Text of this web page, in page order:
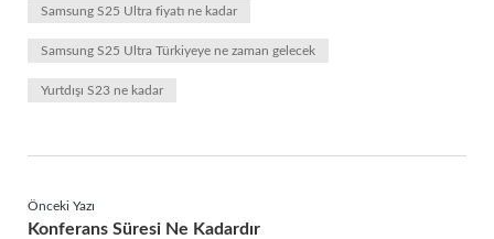
Samsung S25 Ultra fiyatı ne kadar
Samsung S25 Ultra Türkiyeye ne zaman gelecek
Yurtdışı S23 ne kadar
Önceki Yazı
Konferans Süresi Ne Kadardır